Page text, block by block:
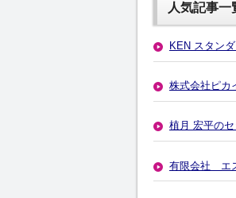
人気記事一
KEN スタン
株式会社ピカ
植月 宏平の
有限会社 エ